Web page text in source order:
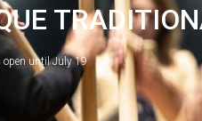
open until July 19